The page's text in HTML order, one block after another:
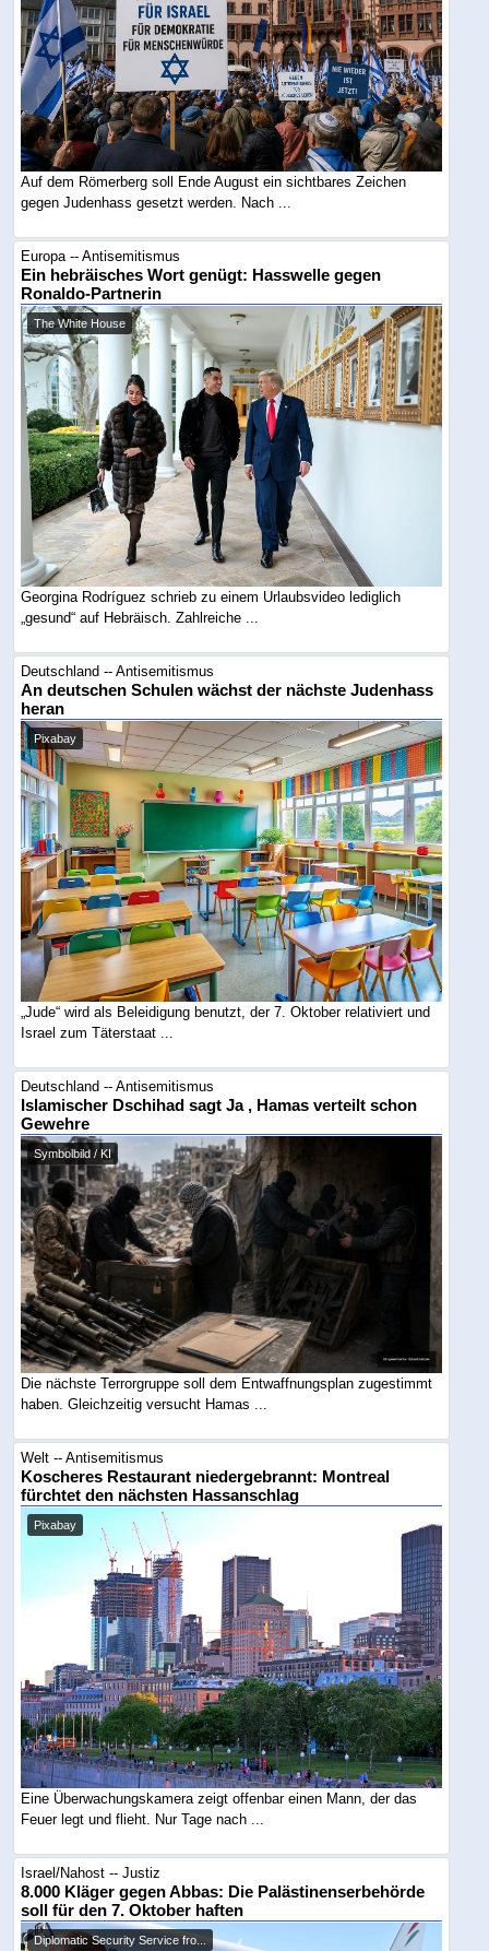
Auf dem Römerberg soll Ende August ein sichtbares Zeichen
gegen Judenhass gesetzt werden. Nach ...
Europa -- Antisemitismus
Ein hebräisches Wort genügt: Hasswelle gegen
Ronaldo-Partnerin
The White House
Georgina Rodríguez schrieb zu einem Urlaubsvideo lediglich
„gesund“ auf Hebräisch. Zahlreiche ...
Deutschland -- Antisemitismus
An deutschen Schulen wächst der nächste Judenhass
heran
Pixabay
„Jude“ wird als Beleidigung benutzt, der 7. Oktober relativiert und
Israel zum Täterstaat ...
Deutschland -- Antisemitismus
Islamischer Dschihad sagt Ja , Hamas verteilt schon
Gewehre
Symbolbild / KI
Die nächste Terrorgruppe soll dem Entwaffnungsplan zugestimmt
haben. Gleichzeitig versucht Hamas ...
Welt -- Antisemitismus
Koscheres Restaurant niedergebrannt: Montreal
fürchtet den nächsten Hassanschlag
Pixabay
Eine Überwachungskamera zeigt offenbar einen Mann, der das
Feuer legt und flieht. Nur Tage nach ...
Israel/Nahost -- Justiz
8.000 Kläger gegen Abbas: Die Palästinenserbehörde
soll für den 7. Oktober haften
Diplomatic Security Service fro...